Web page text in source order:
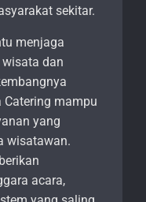
sekitar.
menjaga
dan
Catering mampu
yang
wisatawan.
acara,